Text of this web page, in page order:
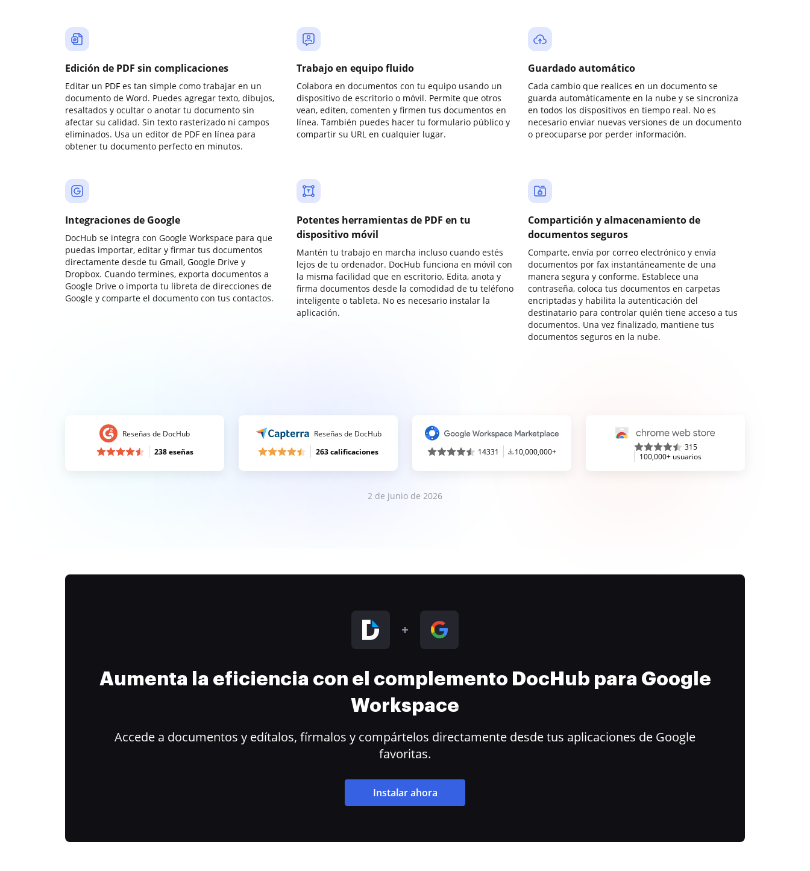
Edición de PDF sin complicaciones
Editar un PDF es tan simple como trabajar en un
documento de Word. Puedes agregar texto, dibujos,
resaltados y ocultar o anotar tu documento sin
afectar su calidad. Sin texto rasterizado ni campos
eliminados. Usa un editor de PDF en línea para
obtener tu documento perfecto en minutos.
Trabajo en equipo fluido
Colabora en documentos con tu equipo usando un
dispositivo de escritorio o móvil. Permite que otros
vean, editen, comenten y firmen tus documentos en
línea. También puedes hacer tu formulario público y
compartir su URL en cualquier lugar.
Guardado automático
Cada cambio que realices en un documento se
guarda automáticamente en la nube y se sincroniza
en todos los dispositivos en tiempo real. No es
necesario enviar nuevas versiones de un documento
o preocuparse por perder información.
Integraciones de Google
DocHub se integra con Google Workspace para que
puedas importar, editar y firmar tus documentos
directamente desde tu Gmail, Google Drive y
Dropbox. Cuando termines, exporta documentos a
Google Drive o importa tu libreta de direcciones de
Google y comparte el documento con tus contactos.
Potentes herramientas de PDF en tu
dispositivo móvil
Mantén tu trabajo en marcha incluso cuando estés
lejos de tu ordenador. DocHub funciona en móvil con
la misma facilidad que en escritorio. Edita, anota y
firma documentos desde la comodidad de tu teléfono
inteligente o tableta. No es necesario instalar la
aplicación.
Compartición y almacenamiento de
documentos seguros
Comparte, envía por correo electrónico y envía
documentos por fax instantáneamente de una
manera segura y conforme. Establece una
contraseña, coloca tus documentos en carpetas
encriptadas y habilita la autenticación del
destinatario para controlar quién tiene acceso a tus
documentos. Una vez finalizado, mantiene tus
documentos seguros en la nube.
Reseñas de DocHub
238 eseñas
Reseñas de DocHub
263 calificaciones
14331 10,000,000+
315
100,000+ usuarios
2 de junio de 2026
Aumenta la eficiencia con el complemento DocHub para Google
Workspace
Accede a documentos y edítalos, fírmalos y compártelos directamente desde tus aplicaciones de Google
favoritas.
Instalar ahora